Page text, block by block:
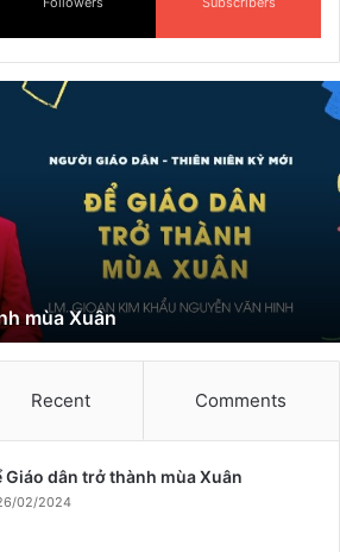
mùa Xuân
Recent Comments
Giáo dân trở thành mùa Xuân
02/2024